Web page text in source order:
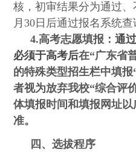
核，初审结果分为通过
月 30 日后通过报名系统查
4.高考志愿填报：通
必须于高考后在“广东省
的特殊类型招生栏中填
者视为放弃我校“综合评
体填报时间和填报网址
准。
四、选拔程序